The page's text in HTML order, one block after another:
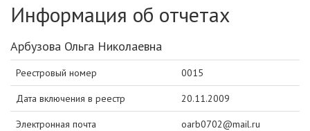
Информация об отчетах
Арбузова Ольга Николаевна
Реестровый номер 0015
Дата включения в реестр 20.11.2009
Электронная почта oarb0702@mail.ru